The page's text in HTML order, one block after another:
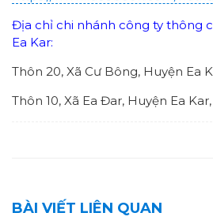
Địa chỉ chi nhánh công ty thông
Ea Kar:
Thôn 20, Xã Cư Bông, Huyện Ea
Thôn 10, Xã Ea Đar, Huyện Ea
BÀI VIẾT LIÊN QUAN